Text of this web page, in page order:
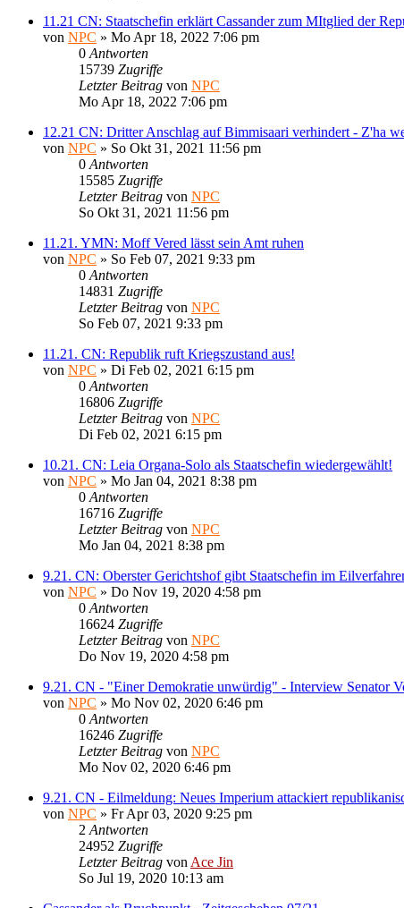
11.21 CN: Staatschefin erklärt Cassander zum MItglied der
von NPC » Mo Apr 18, 2022 7:06 pm
0 Antworten
15739 Zugriffe
Letzter Beitrag von NPC
Mo Apr 18, 2022 7:06 pm
12.21 CN: Dritter Anschlag auf Bimmisaari verhindert - Z'ha
von NPC » So Okt 31, 2021 11:56 pm
0 Antworten
15585 Zugriffe
Letzter Beitrag von NPC
So Okt 31, 2021 11:56 pm
11.21. YMN: Moff Vered lässt sein Amt ruhen
von NPC » So Feb 07, 2021 9:33 pm
0 Antworten
14831 Zugriffe
Letzter Beitrag von NPC
So Feb 07, 2021 9:33 pm
11.21. CN: Republik ruft Kriegszustand aus!
von NPC » Di Feb 02, 2021 6:15 pm
0 Antworten
16806 Zugriffe
Letzter Beitrag von NPC
Di Feb 02, 2021 6:15 pm
10.21. CN: Leia Organa-Solo als Staatschefin wiedergewählt!
von NPC » Mo Jan 04, 2021 8:38 pm
0 Antworten
16716 Zugriffe
Letzter Beitrag von NPC
Mo Jan 04, 2021 8:38 pm
9.21. CN: Oberster Gerichtshof gibt Staatschefin im
von NPC » Do Nov 19, 2020 4:58 pm
0 Antworten
16624 Zugriffe
Letzter Beitrag von NPC
Do Nov 19, 2020 4:58 pm
9.21. CN - "Einer Demokratie unwürdig" - Interview Senator
von NPC » Mo Nov 02, 2020 6:46 pm
0 Antworten
16246 Zugriffe
Letzter Beitrag von NPC
Mo Nov 02, 2020 6:46 pm
9.21. CN - Eilmeldung: Neues Imperium attackiert
von NPC » Fr Apr 03, 2020 9:25 pm
2 Antworten
24952 Zugriffe
Letzter Beitrag von Ace Jin
So Jul 19, 2020 10:13 am